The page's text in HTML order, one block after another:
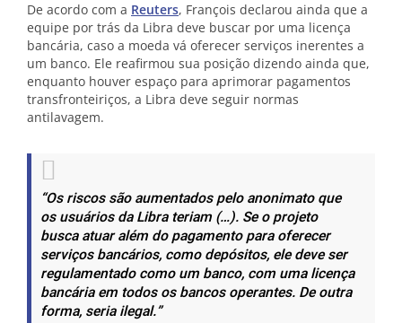
De acordo com a Reuters, François declarou ainda que a
equipe por trás da Libra deve buscar por uma licença
bancária, caso a moeda vá oferecer serviços inerentes a
um banco. Ele reafirmou sua posição dizendo ainda que,
enquanto houver espaço para aprimorar pagamentos
transfronteiriços, a Libra deve seguir normas
antilavagem.
“Os riscos são aumentados pelo anonimato que
os usuários da Libra teriam (…). Se o projeto
busca atuar além do pagamento para oferecer
serviços bancários, como depósitos, ele deve ser
regulamentado como um banco, com uma licença
bancária em todos os bancos operantes. De outra
forma, seria ilegal.”